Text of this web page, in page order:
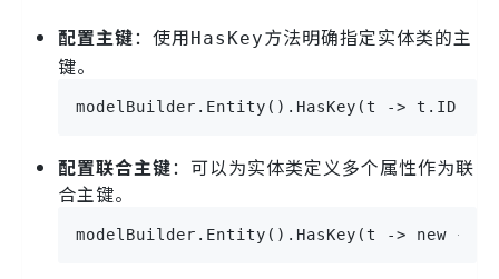
配置主键：使用HasKey方法明确指定实体类的主
键。
modelBuilder.Entity().HasKey(t -> t.ID);
配置联合主键：可以为实体类定义多个属性作为联
合主键。
modelBuilder.Entity().HasKey(t -> new {